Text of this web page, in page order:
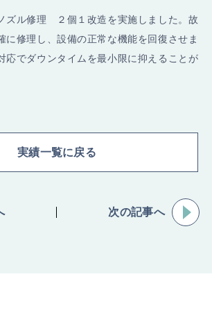
ズル修理 ２個１改造を実施しました。故
に修理し、設備の正常な機能を回復させま
応でダウンタイムを最小限に抑えることが
実績一覧に戻る
次の記事へ